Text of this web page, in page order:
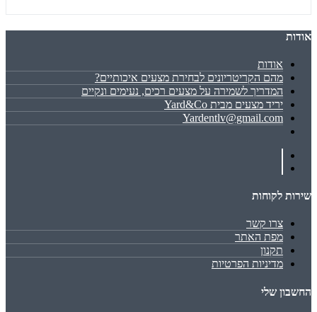
אודות
אודות
מהם הקריטריונים לבחירת מצעים איכותיים?
המדריך לשמירה על מצעים רכים, נעימים ונקיים
יריד מצעים מבית Yard&Co
Yardentlv@gmail.com
שירות לקוחות
צרו קשר
מפת האתר
תקנון
מדיניות הפרטיות
החשבון שלי